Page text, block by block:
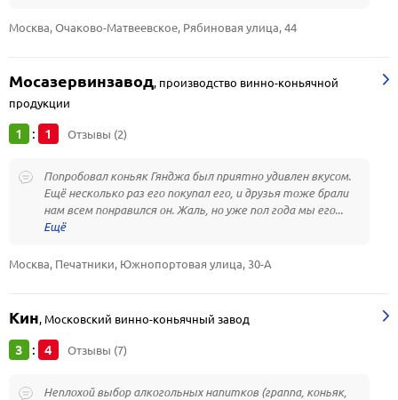
Москва, Очаково-Матвеевское, Рябиновая улица, 44
Мосазервинзавод, производство винно-коньячной
продукции
1 : 1 Отзывы (2)
Попробовал коньяк Гянджа был приятно удивлен вкусом.
Ещё несколько раз его покупал его, и друзья тоже брали
нам всем понравился он. Жаль, но уже пол года мы его...
Москва, Печатники, Южнопортовая улица, 30-А
Кин, Московский винно-коньячный завод
3 : 4 Отзывы (7)
Неплохой выбор алкогольных напитков (граппа, коньяк,